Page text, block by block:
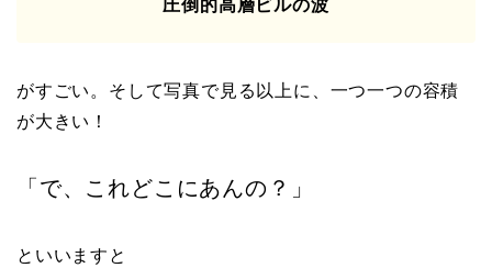
圧倒的高層ビルの波
がすごい。そして写真で見る以上に、一つ一つの容積
が大きい！
「で、これどこにあんの？」
といいますと